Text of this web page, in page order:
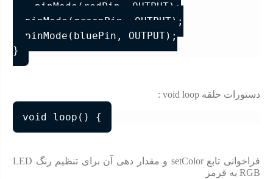
  pinMode(redPin, OUTPUT);
  pinMode(greenPin, OUTPUT);
  pinMode(bluePin, OUTPUT);
دستورات حلقه void loop :
void loop() {
فراخوانی تابع setColor و مقدار دهی آن برای تنظیم رنگ LED
RGB به قرمز